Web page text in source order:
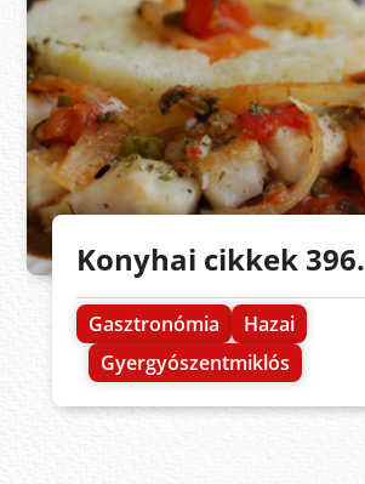
Konyhai cikkek 396.
Gasztronómia
Hazai
Gyergyószentmiklós